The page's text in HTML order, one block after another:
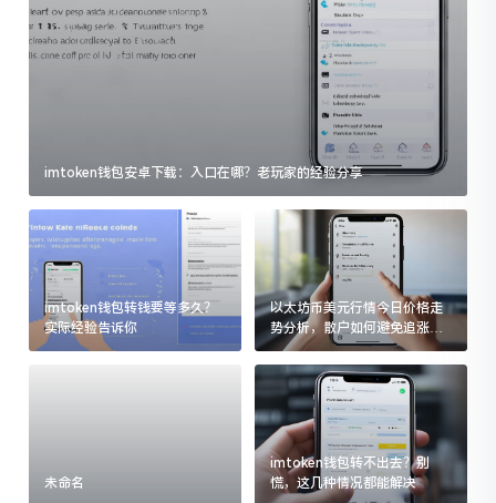
imtoken钱包安卓下载：入口在哪？老玩家的经验分享
imtoken钱包转钱要等多久？
实际经验告诉你
以太坊币美元行情今日价格走
势分析，散户如何避免追涨杀
跌被套牢
未命名
imtoken钱包转不出去？别
慌，这几种情况都能解决